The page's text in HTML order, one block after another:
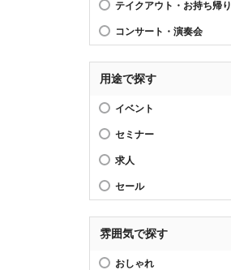
テイクアウト・お持ち帰り
コンサート・演奏会
用途で探す
イベント
セミナー
求人
セール
雰囲気で探す
おしゃれ